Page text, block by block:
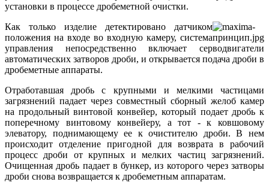
установки в процессе дробеметной очистки.
Как только изделие детектировано датчиком
положения на входе во входную камеру, система
управления непосредственно включает серводвигатели
автоматических затворов дроби, и открывается подача дроби в
дробеметные аппараты.
Отработавшая дробь с крупными и мелкими частицами
загрязнений падает через совместный сборный желоб камер
на продольный винтовой конвейер, который подает дробь к
поперечному винтовому конвейеру, а тот - к ковшовому
элеватору, поднимающему ее к очистителю дроби. В нем
происходит отделение пригодной для возврата в рабочий
процесс дроби от крупных и мелких частиц загрязнений.
Очищенная дробь падает в бункер, из которого через затворы
дроби снова возвращается к дробеметным аппаратам.